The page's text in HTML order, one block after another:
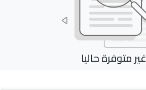
غير متوفرة حاليا